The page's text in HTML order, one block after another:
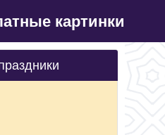
картинки